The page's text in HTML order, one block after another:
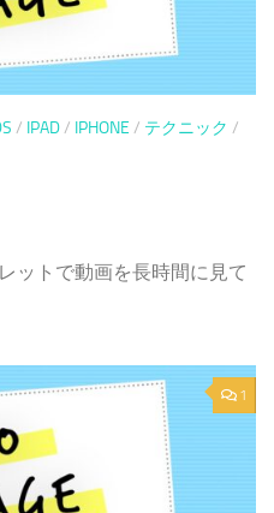
/ IPAD/ IPHONE / テクニック /
ットで動画を長時間に見て
1